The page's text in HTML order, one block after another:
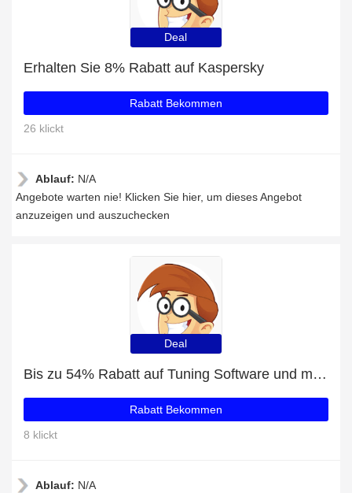
Deal
Erhalten Sie 8% Rabatt auf Kaspersky
Rabatt Bekommen
26 klickt
Ablauf: N/A
Angebote warten nie! Klicken Sie hier, um dieses Angebot
anzuzeigen und auszuchecken
Deal
Bis zu 54% Rabatt auf Tuning Software und mehr
Rabatt Bekommen
8 klickt
Ablauf: N/A